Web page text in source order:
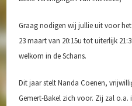
Graag nodigen wij jullie uit voor
23 maart van 20:15u tot uiterlijk
welkom in de Schans.
Dit jaar stelt Nanda Coenen,
Gemert-Bakel zich voor. Zij zal